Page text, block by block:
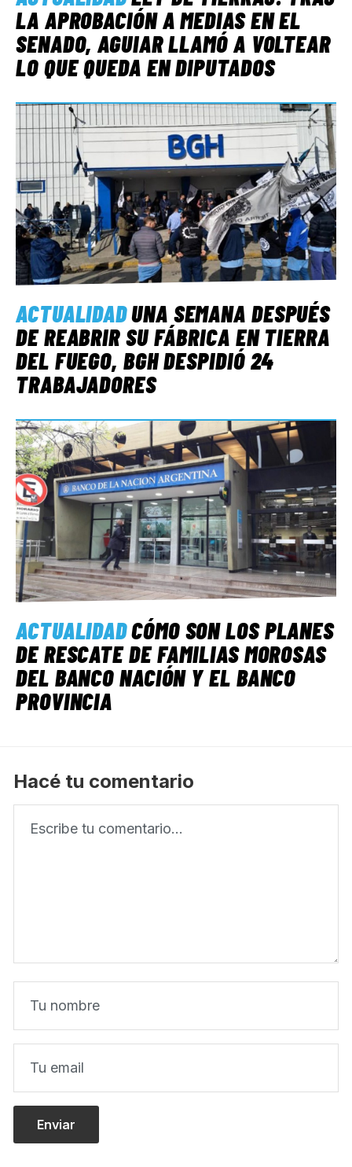
LA APROBACIÓN A MEDIAS EN EL
SENADO, AGUIAR LLAMÓ A VOLTEAR
LO QUE QUEDA EN DIPUTADOS
ACTUALIDADUNA SEMANA DESPUÉS
DE REABRIR SU FÁBRICA EN TIERRA
DEL FUEGO, BGH DESPIDIÓ 24
TRABAJADORES
ACTUALIDADCÓMO SON LOS PLANES
DE RESCATE DE FAMILIAS MOROSAS
DEL BANCO NACIÓN Y EL BANCO
PROVINCIA
Hacé tu comentario